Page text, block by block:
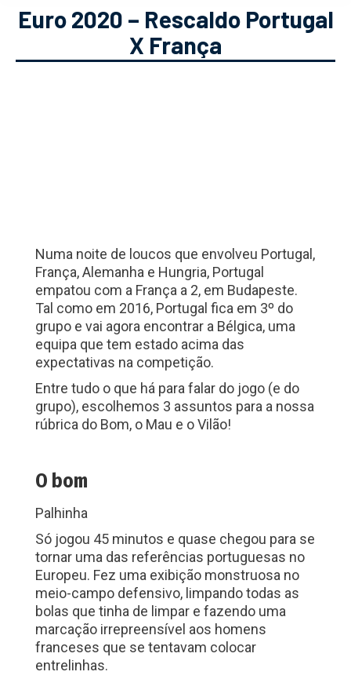
Euro 2020 – Rescaldo Portugal
X França
Numa noite de loucos que envolveu Portugal,
França, Alemanha e Hungria, Portugal
empatou com a França a 2, em Budapeste.
Tal como em 2016, Portugal fica em 3º do
grupo e vai agora encontrar a Bélgica, uma
equipa que tem estado acima das
expectativas na competição.
Entre tudo o que há para falar do jogo (e do
grupo), escolhemos 3 assuntos para a nossa
rúbrica do Bom, o Mau e o Vilão!
O bom
Palhinha
Só jogou 45 minutos e quase chegou para se
tornar uma das referências portuguesas no
Europeu. Fez uma exibição monstruosa no
meio-campo defensivo, limpando todas as
bolas que tinha de limpar e fazendo uma
marcação irrepreensível aos homens
franceses que se tentavam colocar
entrelinhas.